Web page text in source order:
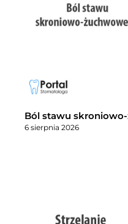
Ból stawu
6 sierpnia 2026